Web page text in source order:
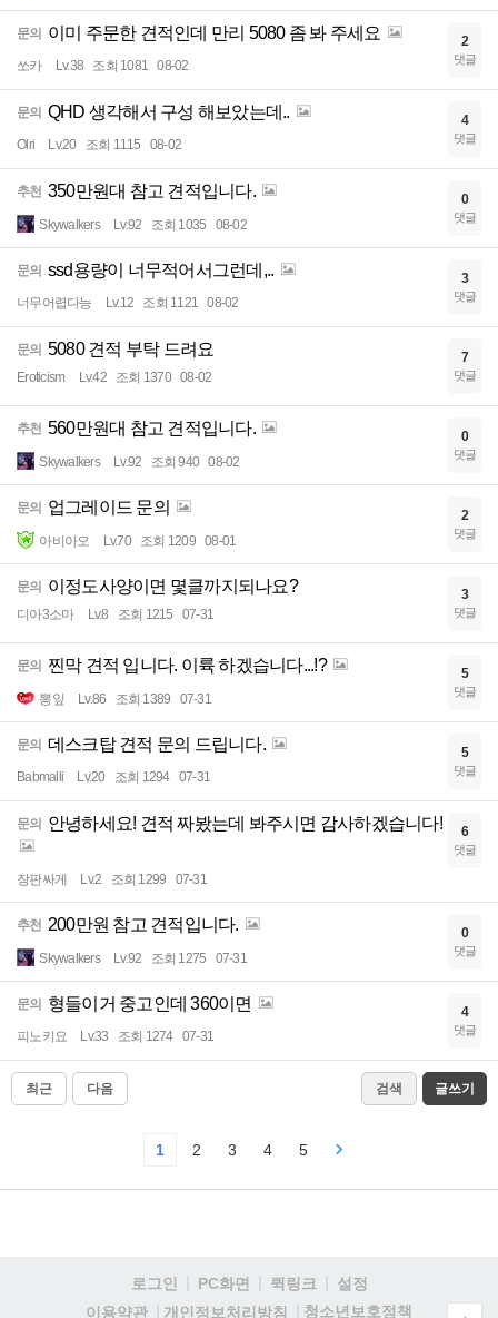
문의 이미 주문한 견적인데 만리 5080 좀 봐 주세요
쏘카 Lv.38 조회 1081 08-02
2
댓글
문의 QHD 생각해서 구성 해보았는데..
Olri Lv.20 조회 1115 08-02
4
댓글
추천 350만원대 참고 견적입니다.
Skywalkers Lv.92 조회 1035 08-02
0
댓글
문의 ssd용량이 너무적어서그런데,..
너무어렵다능 Lv.12 조회 1121 08-02
3
댓글
문의 5080 견적 부탁 드려요
Eroticism Lv.42 조회 1370 08-02
7
댓글
추천 560만원대 참고 견적입니다.
Skywalkers Lv.92 조회 940 08-02
0
댓글
문의 업그레이드 문의
아비아오 Lv.70 조회 1209 08-01
2
댓글
문의 이정도사양이면 몇클까지되나요?
디아3소마 Lv.8 조회 1215 07-31
3
댓글
문의 찐막 견적 입니다. 이륙 하겠습니다...!?
뽕잎 Lv.86 조회 1389 07-31
5
댓글
문의 데스크탑 견적 문의 드립니다.
Babmalli Lv.20 조회 1294 07-31
5
댓글
문의 안녕하세요! 견적 짜봤는데 봐주시면 감사하겠습니다!
장판싸게 Lv.2 조회 1299 07-31
6
댓글
추천 200만원 참고 견적입니다.
Skywalkers Lv.92 조회 1275 07-31
0
댓글
문의 형들이거 중고인데 360이면
피노키요 Lv.33 조회 1274 07-31
4
댓글
최근 다음 검색 글쓰기
1 2 3 4 5
로그인 PC화면 퀵링크
설정
이용약관
개인정보처리방침 청소년보호정책